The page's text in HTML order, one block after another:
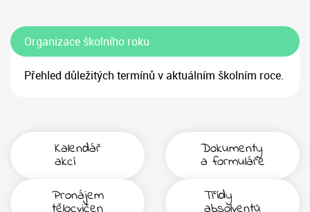
Organizace školního roku
Přehled důležitých termínů v aktuálním školním roce.
Kalendář
akcí
Dokumenty
a formuláře
Pronájem
Třídy